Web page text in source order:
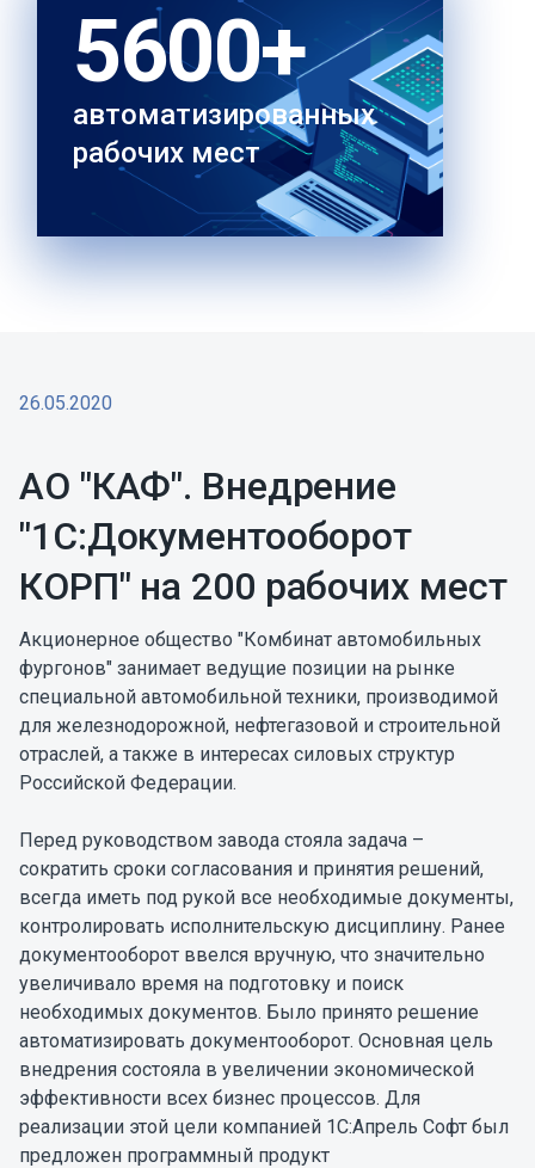
5600+
автоматизированных
рабочих мест
26.05.2020
АО "КАФ". Внедрение
"1С:Документооборот
КОРП" на 200 рабочих мест
Акционерное общество "Комбинат автомобильных
фургонов" занимает ведущие позиции на рынке
специальной автомобильной техники, производимой
для железнодорожной, нефтегазовой и строительной
отраслей, а также в интересах силовых структур
Российской Федерации.
Перед руководством завода стояла задача –
сократить сроки согласования и принятия решений,
всегда иметь под рукой все необходимые документы,
контролировать исполнительскую дисциплину. Ранее
документооборот ввелся вручную, что значительно
увеличивало время на подготовку и поиск
необходимых документов. Было принято решение
автоматизировать документооборот. Основная цель
внедрения состояла в увеличении экономической
эффективности всех бизнес процессов. Для
реализации этой цели компанией 1С:Апрель Софт был
предложен программный продукт